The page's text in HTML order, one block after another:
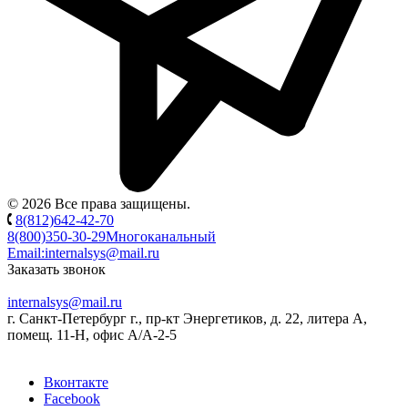
© 2026 Все права защищены.
8(812)642-42-70
8(800)350-30-29Многоканальный
Email:internalsys@mail.ru
Заказать звонок
internalsys@mail.ru
г. Санкт-Петербург г., пр-кт Энергетиков, д. 22, литера А,
помещ. 11-Н, офис А/А-2-5
Вконтакте
Facebook